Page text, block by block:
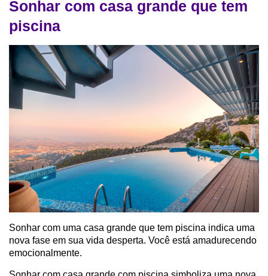
Sonhar com casa grande que tem
piscina
Sonhar com uma casa grande que tem piscina indica uma
nova fase em sua vida desperta. Você está amadurecendo
emocionalmente.